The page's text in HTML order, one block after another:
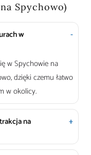
Spychowo)
w
w Spychowie na
dzięki czemu łatwo
w okolicy.
na